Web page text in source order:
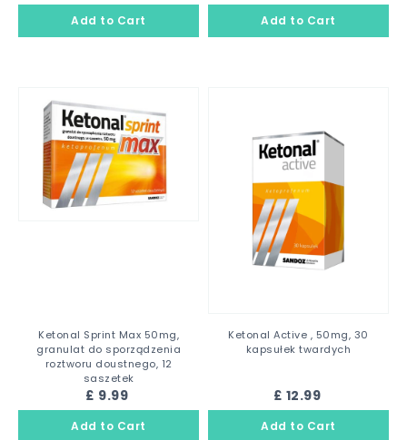
Ketonal Sprint Max 50mg,
granulat do sporządzenia
roztworu doustnego, 12
saszetek
£ 9.99
Ketonal Active , 50mg, 30
kapsułek twardych
£ 12.99